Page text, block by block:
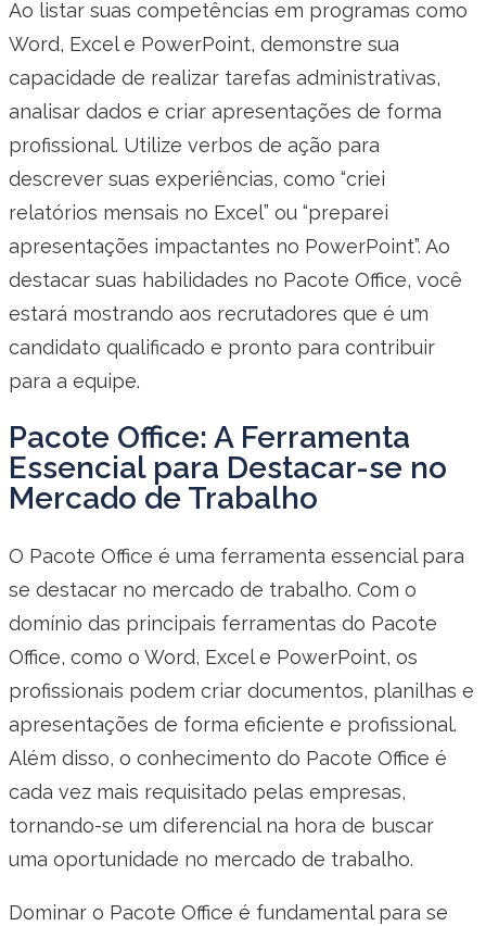
Ao listar suas competências em programas como
Word, Excel e PowerPoint, demonstre sua
capacidade de realizar tarefas administrativas,
analisar dados e criar apresentações de forma
profissional. Utilize verbos de ação para
descrever suas experiências, como “criei
relatórios mensais no Excel” ou “preparei
apresentações impactantes no PowerPoint”. Ao
destacar suas habilidades no Pacote Office, você
estará mostrando aos recrutadores que é um
candidato qualificado e pronto para contribuir
para a equipe.
Pacote Office: A Ferramenta
Essencial para Destacar-se no
Mercado de Trabalho
O Pacote Office é uma ferramenta essencial para
se destacar no mercado de trabalho. Com o
domínio das principais ferramentas do Pacote
Office, como o Word, Excel e PowerPoint, os
profissionais podem criar documentos, planilhas e
apresentações de forma eficiente e profissional.
Além disso, o conhecimento do Pacote Office é
cada vez mais requisitado pelas empresas,
tornando-se um diferencial na hora de buscar
uma oportunidade no mercado de trabalho.
Dominar o Pacote Office é fundamental para se